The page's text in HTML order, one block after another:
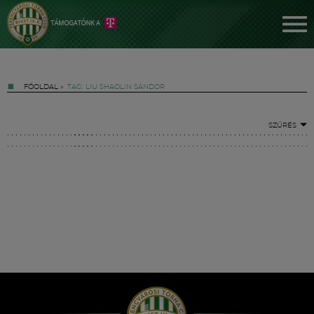
FŐOLDAL » TAG: LIU SHAOLIN SÁNDOR
SZŰRÉS
Hírek